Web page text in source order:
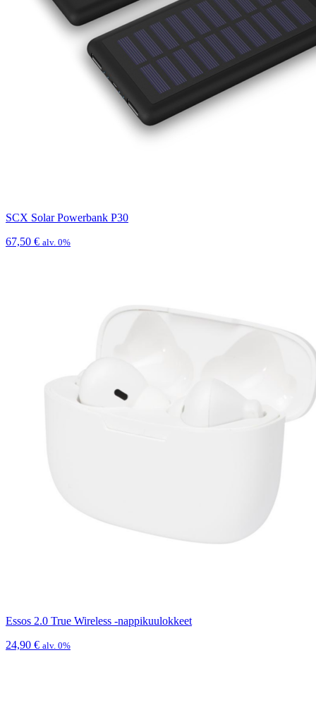
SCX Solar Powerbank P30
67,50 € alv. 0%
Essos 2.0 True Wireless -nappikuulokkeet
24,90 € alv. 0%